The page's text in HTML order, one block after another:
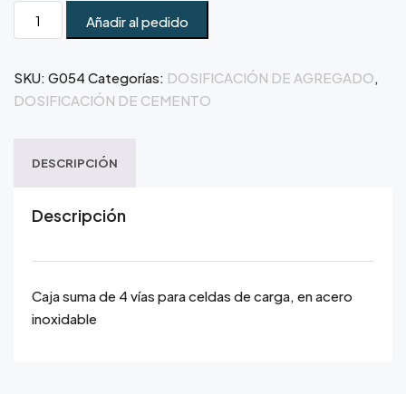
Añadir al pedido
SKU: G054 Categorías: DOSIFICACIÓN DE AGREGADO,
DOSIFICACIÓN DE CEMENTO
DESCRIPCIÓN
Descripción
Caja suma de 4 vías para celdas de carga, en acero
inoxidable